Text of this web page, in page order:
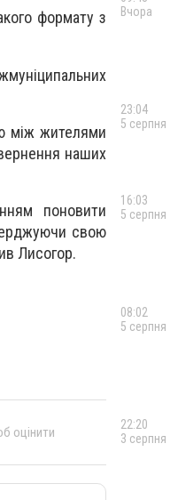
формату з
між жителями
наших
поновити
свою
Лисогор.
оцінити
Вчора
23:04
5 серпня
16:03
5 серпня
08:02
5 серпня
22:20
3 серпня